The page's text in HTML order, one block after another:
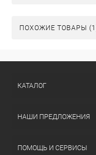
ПОХОЖИЕ ТОВАРЫ
КАТАЛОГ
НАШИ ПРЕДЛОЖЕНИЯ
ПОМОЩЬ И СЕРВИСЫ